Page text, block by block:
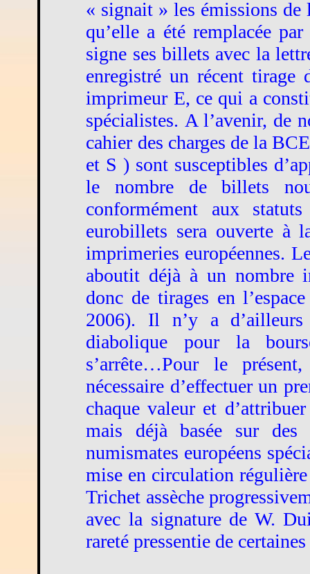
« signait » les émissions
qu’elle a été remplacée
signe ses billets avec la
enregistré un récent
imprimeur E, ce qui a
spécialistes. A l’avenir, de
cahier des charges de la
et S ) sont susceptibles
le nombre de billets
conformément aux
eurobillets sera ouverte à
imprimeries européennes.
aboutit déjà à un nombre
donc de tirages en
2006). Il n’y a
diabolique pour la
s’arrête…Pour le
nécessaire d’effectuer un
chaque valeur et
mais déjà basée sur
numismates européens
mise en circulation
Trichet assèche
avec la signature de W.
rareté pressentie de